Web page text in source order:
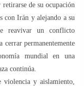
de su ocupación
con Irán y alejando a su
reavivar un conflicto
cerrar permanentemente
mundial en una
continúa.
violencia y aislamiento,